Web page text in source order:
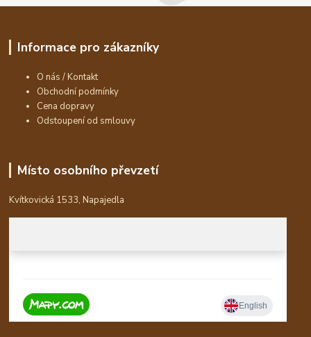
Informace pro zákazníky
O nás / Kontakt
Obchodní podmínky
Cena dopravy
Odstoupení od smlouvy
Místo osobního převzetí
Kvítkovická 1533, Napajedla